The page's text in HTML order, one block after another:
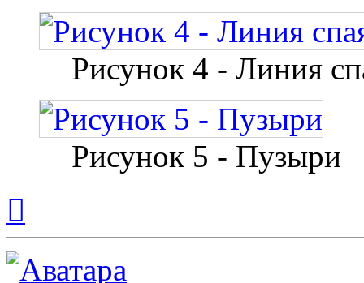
Рисунок 4 - Линия
Рисунок 5 - Пузыри
началу